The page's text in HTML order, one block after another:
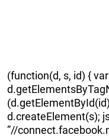
(function(d, s, id) {
d.createElement(s);
”//